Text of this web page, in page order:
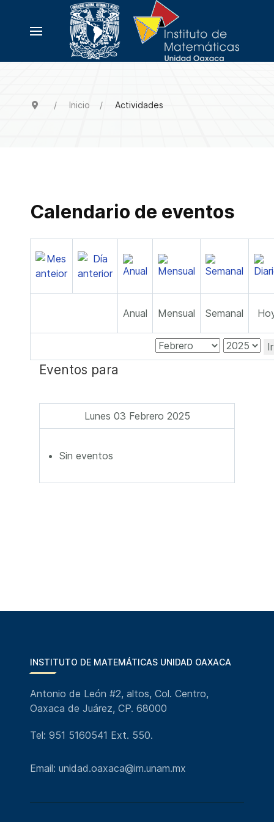
Inicio Actividades
Calendario de eventos
Anual Mensual Semanal
Eventos para
Lunes 03 Febrero 2025
Sin eventos
INSTITUTO DE MATEMÁTICAS UNIDAD OAXACA
Antonio de León #2, altos, Col. Centro,
Oaxaca de Juárez, CP. 68000
Tel: 951 5160541 Ext. 550.
Email: unidad.oaxaca@im.unam.mx